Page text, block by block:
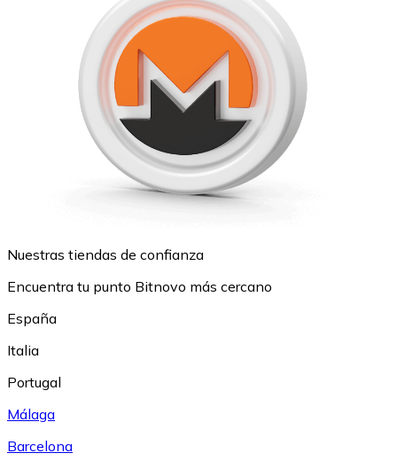
Nuestras tiendas de confianza
Encuentra tu punto Bitnovo más cercano
España
Italia
Portugal
Málaga
Barcelona